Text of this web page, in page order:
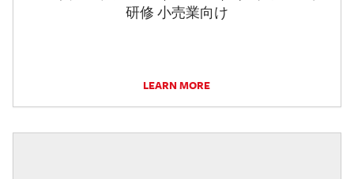
研修 小売業向け
LEARN MORE